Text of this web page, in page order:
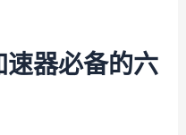
速器必备的六